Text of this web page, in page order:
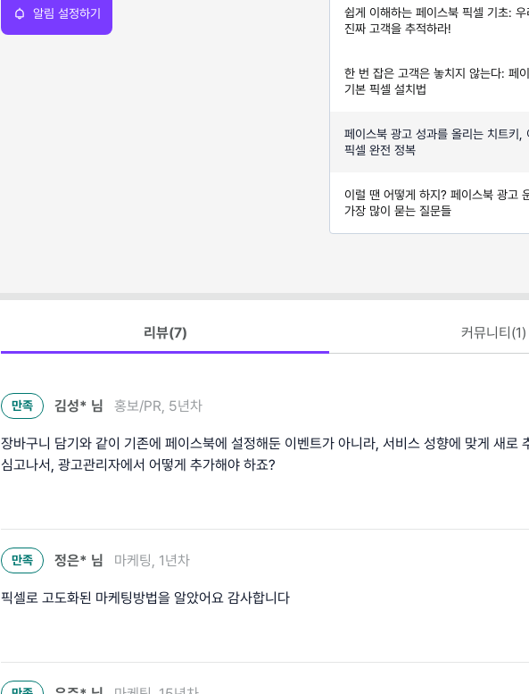
알림 설정하기
쉽게 이해하는 페이스북 픽셀 기초: 우
진짜 고객을 추적하라!
한 번 잡은 고객은 놓치지 않는다: 페
기본 픽셀 설치법
페이스북 광고 성과를 올리는 치트키,
픽셀 완전 정복
이럴 땐 어떻게 하지? 페이스북 광고
가장 많이 묻는 질문들
리뷰(7) 커뮤니티(1)
만족 김성* 님 홍보/PR, 5년차
장바구니 담기와 같이 기존에 페이스북에 설정해둔 이벤트가 아니라, 서비스 성향에 맞게 새로
심고나서, 광고관리자에서 어떻게 추가해야 하죠?
만족 정은* 님 마케팅, 1년차
픽셀로 고도화된 마케팅방법을 알았어요 감사합니다